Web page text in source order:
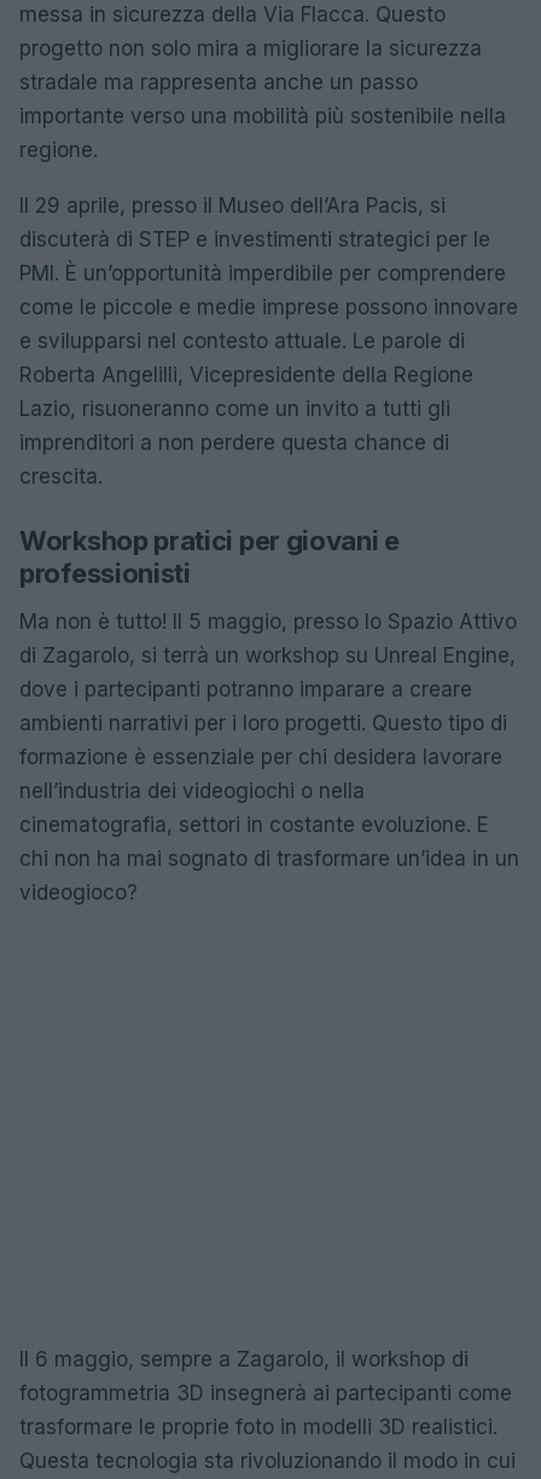
messa in sicurezza della Via Flacca. Questo
progetto non solo mira a migliorare la sicurezza
stradale ma rappresenta anche un passo
importante verso una mobilità più sostenibile nella
regione.
Il 29 aprile, presso il Museo dell’Ara Pacis, si
discuterà di STEP e investimenti strategici per le
PMI. È un’opportunità imperdibile per comprendere
come le piccole e medie imprese possono innovare
e svilupparsi nel contesto attuale. Le parole di
Roberta Angelilli, Vicepresidente della Regione
Lazio, risuoneranno come un invito a tutti gli
imprenditori a non perdere questa chance di
crescita.
Workshop pratici per giovani e
professionisti
Ma non è tutto! Il 5 maggio, presso lo Spazio Attivo
di Zagarolo, si terrà un workshop su Unreal Engine,
dove i partecipanti potranno imparare a creare
ambienti narrativi per i loro progetti. Questo tipo di
formazione è essenziale per chi desidera lavorare
nell’industria dei videogiochi o nella
cinematografia, settori in costante evoluzione. E
chi non ha mai sognato di trasformare un’idea in un
videogioco?
Il 6 maggio, sempre a Zagarolo, il workshop di
fotogrammetria 3D insegnerà ai partecipanti come
trasformare le proprie foto in modelli 3D realistici.
Questa tecnologia sta rivoluzionando il modo in cui